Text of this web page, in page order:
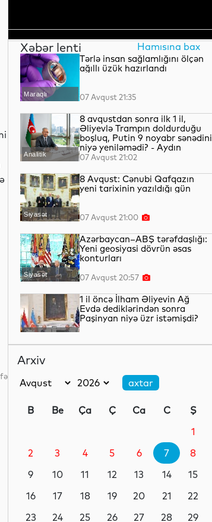
Xəbər lenti Hamısına bax
Maraqlı
Tərlə insan sağlamlığını ölçən
ağıllı üzük hazırlandı
07 Avqust 21:35
Analitik
8 avqustdan sonra ilk 1 il,
Əliyevlə Trampın doldurduğu
boşluq, Putin 9 noyabr sənədini
niyə yeniləmədi? - Aydın
QULİYEV yazır...
07 Avqust 21:02
Siyasət
8 Avqust: Cənubi Qafqazın
yeni tarixinin yazıldığı gün
07 Avqust 21:00
Siyasət
Azərbaycan–ABŞ tərəfdaşlığı:
Yeni geosiyasi dövrün əsas
konturları
07 Avqust 20:57
Siyasət
1 il öncə İlham Əliyevin Ağ
Evdə dediklərindən sonra
Paşinyan niyə üzr istəmişdi?
Dünya
“Paramount” ilə “Warner Bros.
razılıq verib
07 Avqust 19:22
Dünya
Rumıniya hökuməti elektrik
məhdudlaşdırmaq qərarına
07 Avqust 18:45
Arxiv
B Be Ça Ç Ca C
Ş
1
2
3 4 5 6 7
8
9
10 11 12 13 14
15
16
17 18 19 20 21
22
23
24 25 26 27 28
29